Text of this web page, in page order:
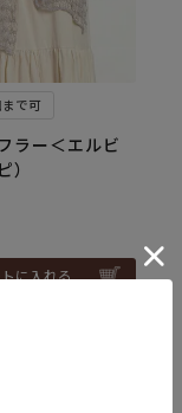
で可
ラー＜エルビ
）
に入れる